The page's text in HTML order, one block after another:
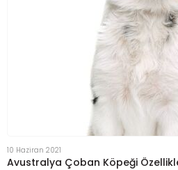
10 Haziran 2021
Avustralya Çoban Köpeği